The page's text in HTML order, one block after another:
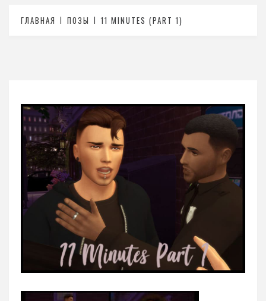
ГЛАВНАЯ ПОЗЫ 11 MINUTES (PART 1)